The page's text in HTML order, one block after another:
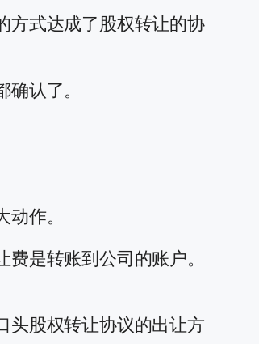
方式达成了股权转让的协
认了。
作。
是转账到公司的账户。
头股权转让协议的出让方